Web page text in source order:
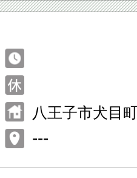
八王子市犬目
---